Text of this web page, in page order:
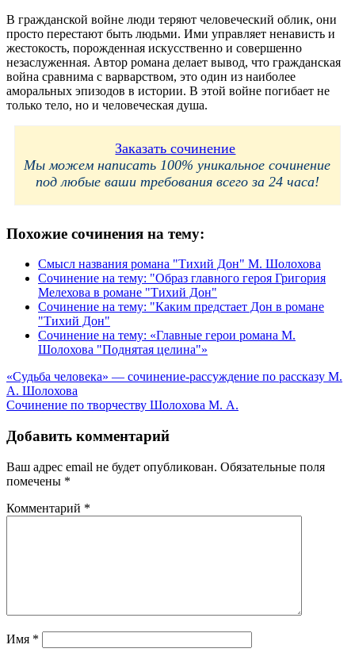
В гражданской войне люди теряют человеческий облик, они
просто перестают быть людьми. Ими управляет ненависть и
жестокость, порожденная искусственно и совершенно
незаслуженная. Автор романа делает вывод, что гражданская
война сравнима с варварством, это один из наиболее
аморальных эпизодов в истории. В этой войне погибает не
только тело, но и человеческая душа.
Заказать сочинение
Мы можем написать 100% уникальное сочинение
под любые ваши требования всего за 24 часа!
Похожие сочинения на тему:
Смысл названия романа "Тихий Дон" М. Шолохова
Сочинение на тему: "Образ главного героя Григория
Мелехова в романе "Тихий Дон"
Сочинение на тему: "Каким предстает Дон в романе
"Тихий Дон"
Сочинение на тему: «Главные герои романа М.
Шолохова "Поднятая целина"»
Навигация
по
«Судьба человека» — сочинение-рассуждение по рассказу М.
А. Шолохова
Сочинение по творчеству Шолохова М. А.
Добавить комментарий
Ваш адрес email не будет опубликован. Обязательные поля
помечены *
Комментарий *
Имя *